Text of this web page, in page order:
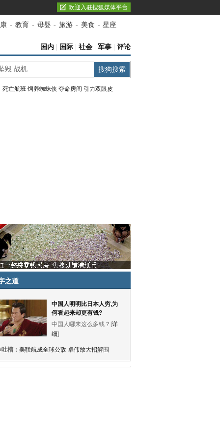
欢迎入驻搜狐媒体平台
- 教育 - 母婴 - 旅游 - 美食 - 星座
国内 国际 社会 军事 评论
死亡航班 饲养蜘蛛侠 夺命房间 引力双眼皮
之道
中国人明明比日本人穷,为
何看起来却更有钱?
中国人哪来这么多钱？[详
细]
槽： 美联航成全球公敌 卓伟放大招解围